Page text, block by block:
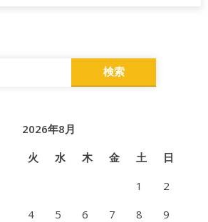
2026年8月
火 水 木 金 土
日
1
2
4 5 6 7 8
9